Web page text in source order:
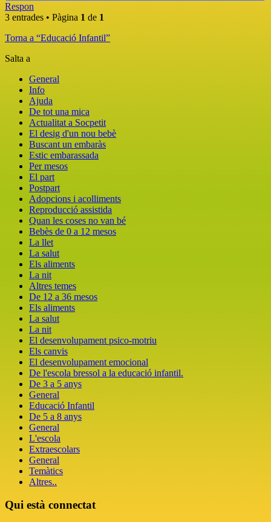
Respon
3 entrades • Pàgina 1 de 1
Torna a “Educació Infantil”
Salta a
General
Info
Ajuda
De tot una mica
Actualitat a Socpetit
El desig d'un nou bebè
Buscant un embaràs
Estic embarassada
Per mesos
El part
Postpart
Adopcions i acolliments
Reproducció assistida
Quan les coses no van bé
Bebès de 0 a 12 mesos
La llet
La salut
Els aliments
La nit
Altres temes
De 12 a 36 mesos
Els aliments
La salut
La nit
El desenvolupament psico-motriu
Els canvis
El desenvolupament emocional
De l'escola bressol a la educació infantil.
De 3 a 5 anys
General
Educació Infantil
De 5 a 8 anys
General
L'escola
Extraescolars
General
Temàtics
Altres..
Qui està connectat